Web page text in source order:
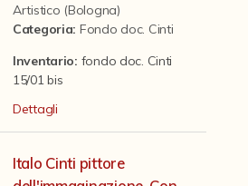
Artistico (Bologna)
Categoria: Fondo doc. Cinti
Inventario: fondo doc. Cinti
15/01 bis
Dettagli
Italo Cinti pittore